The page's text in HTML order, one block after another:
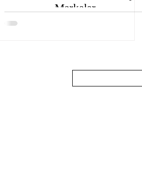
Markalar